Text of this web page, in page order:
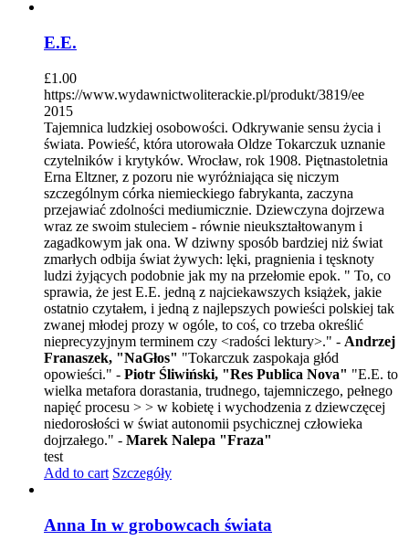
E.E.
£1.00
https://www.wydawnictwoliterackie.pl/produkt/3819/ee
2015
Tajemnica ludzkiej osobowości. Odkrywanie sensu życia i
świata. Powieść, która utorowała Oldze Tokarczuk uznanie
czytelników i krytyków. Wrocław, rok 1908. Piętnastoletnia
Erna Eltzner, z pozoru nie wyróżniająca się niczym
szczególnym córka niemieckiego fabrykanta, zaczyna
przejawiać zdolności mediumicznie. Dziewczyna dojrzewa
wraz ze swoim stuleciem - równie nieukształtowanym i
zagadkowym jak ona. W dziwny sposób bardziej niż świat
zmarłych odbija świat żywych: lęki, pragnienia i tęsknoty
ludzi żyjących podobnie jak my na przełomie epok. " To, co
sprawia, że jest E.E. jedną z najciekawszych książek, jakie
ostatnio czytałem, i jedną z najlepszych powieści polskiej tak
zwanej młodej prozy w ogóle, to coś, co trzeba określić
nieprecyzyjnym terminem czy <radości lektury>." - Andrzej
Franaszek, "NaGłos" "Tokarczuk zaspokaja głód
opowieści." - Piotr Śliwiński, "Res Publica Nova" "E.E. to
wielka metafora dorastania, trudnego, tajemniczego, pełnego
napięć procesu > > w kobietę i wychodzenia z dziewczęcej
niedorosłości w świat autonomii psychicznej człowieka
dojrzałego." - Marek Nalepa "Fraza"
test
Add to cart Szczegóły
Anna In w grobowcach świata